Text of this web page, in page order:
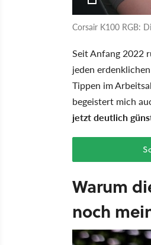
Corsair K100 RGB:
Seit Anfang 2022
jeden
Tippen im
begeistert mich
jetzt deutlich
Warum
noch